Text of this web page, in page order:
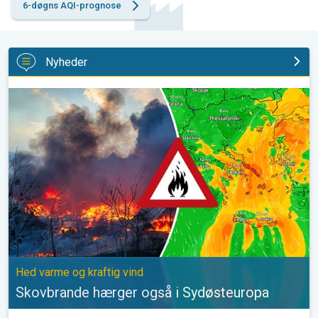
6-døgns AQI-prognose
Nyheder
Skovbrande hærger også i Sydøsteuropa. Hed varme og
Hed varme og kraftig vind
Skovbrande hærger også i Sydøsteuropa